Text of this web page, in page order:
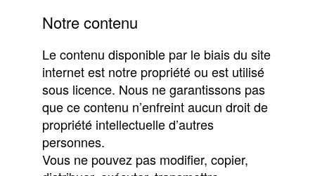
Notre contenu
Le contenu disponible par le biais du site
internet est notre propriété ou est utilisé
sous licence. Nous ne garantissons pas
que ce contenu n’enfreint aucun droit de
propriété intellectuelle d’autres
personnes.
Vous ne pouvez pas modifier, copier,